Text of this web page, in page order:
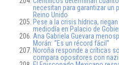
necesitan para garantizar un
Reino Unido
Pese a la crisis hídrica,
mediodía en Palacio de
Ana Gabriela Guevara
Morán: “Es un récord fácil”
Noroña responde a críticas
compara opositores con